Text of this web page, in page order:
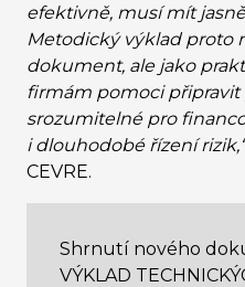
efektivně, musí mít
Metodický výklad proto
dokument, ale jako
firmám pomoci připravit
srozumitelné pro
i dlouhodobé řízení rizik,“
CEVRE.
Shrnutí nového
VÝKLAD